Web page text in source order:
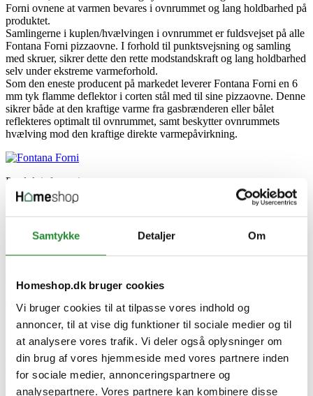
Samtykke Detaljer Om
Homeshop.dk bruger cookies
Vi bruger cookies til at tilpasse vores indhold og
annoncer, til at vise dig funktioner til sociale medier og til
at analysere vores trafik. Vi deler også oplysninger om
din brug af vores hjemmeside med vores partnere inden
for sociale medier, annonceringspartnere og
analysepartnere. Vores partnere kan kombinere disse
Forni ovnene at varmen bevares i ovnrummet og lang holdbarhed på
produktet.
Samlingerne i kuplen/hvælvingen i ovnrummet er fuldsvejset på alle
Fontana Forni pizzaovne. I forhold til punktsvejsning og samling
med skruer, sikrer dette den rette modstandskraft og lang holdbarhed
selv under ekstreme varmeforhold.
Som den eneste producent på markedet leverer Fontana Forni en 6
mm tyk flamme deflektor i corten stål med til sine pizzaovne. Denne
sikrer både at den kraftige varme fra gasbrænderen eller bålet
reflekteres optimalt til ovnrummet, samt beskytter ovnrummets
hvælving mod den kraftige direkte varmepåvirkning.
Produktinformation
Produkttype
Pizzaovn
Rød
Grillareal (cm)
Brænder kW
20
Grill type
Pizzaovn
Specifikke referencer
Lev. varenr.
MNGRSC
EAN